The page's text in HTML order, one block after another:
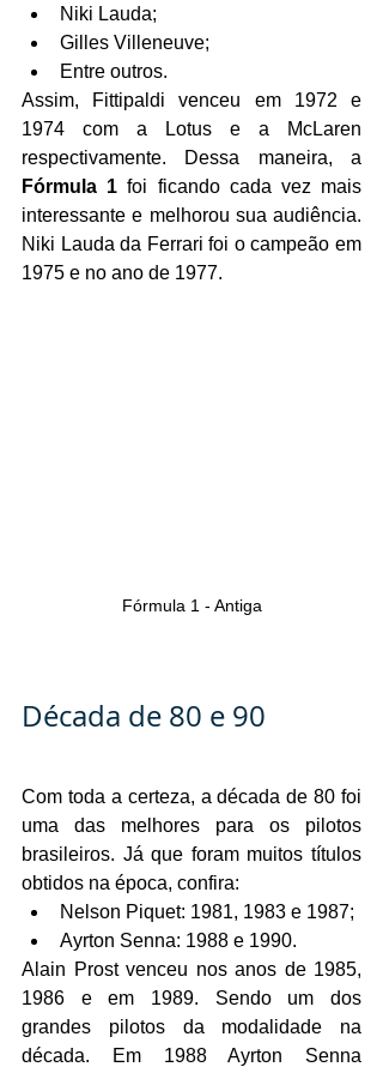
Niki Lauda;
Gilles Villeneuve;
Entre outros.
Assim, Fittipaldi venceu em 1972 e
1974 com a Lotus e a McLaren
Fórmula 1 foi ficando cada vez mais
interessante e melhorou sua audiência.
Niki Lauda da Ferrari foi o campeão em
1975 e no ano de 1977.
Fórmula 1 - Antiga
Década de 80 e 90
Com toda a certeza, a década de 80 foi
uma das melhores para os pilotos
brasileiros. Já que foram muitos títulos
obtidos na época, confira:
Nelson Piquet: 1981, 1983 e 1987;
Ayrton Senna: 1988 e 1990.
Alain Prost venceu nos anos de 1985,
1986 e em 1989. Sendo um dos
grandes pilotos da modalidade na
década. Em 1988 Ayrton Senna